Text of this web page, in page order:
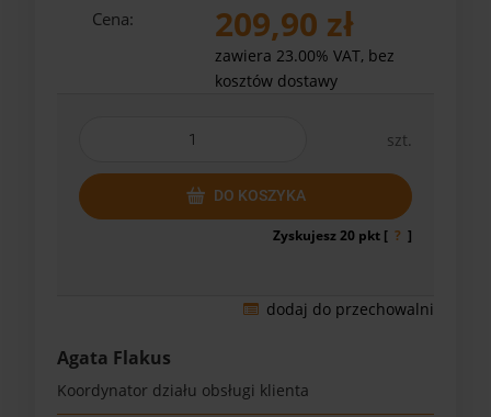
Cena: 209,90 zł
zawiera 23.00% VAT, bez
kosztów dostawy
szt.
DO KOSZYKA
Zyskujesz20 pkt [ ? ]
dodaj do przechowalni
Agata Flakus
Koordynator działu obsługi klienta